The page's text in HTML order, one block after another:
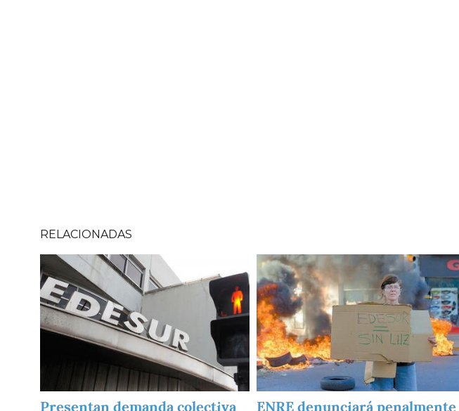
RELACIONADAS
Imagen
Presentan demanda colectiva
Imagen
ENRE denunciará penalmente